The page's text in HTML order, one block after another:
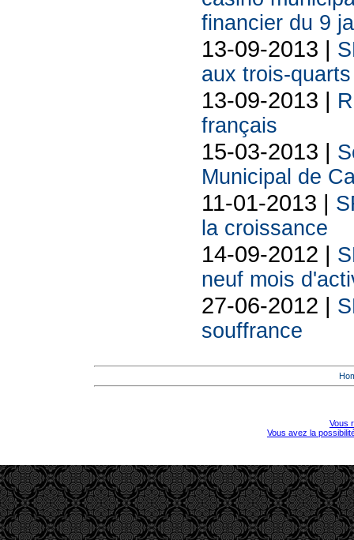
financier du 9
13-09-2013 |
aux trois-
13-09-2013 |
français
15-03-2013 |
Municipal de
11-01-2013 |
la croissance
14-09-2012 |
neuf mois
27-06-2012 |
souffrance
Vous
Vous avez la